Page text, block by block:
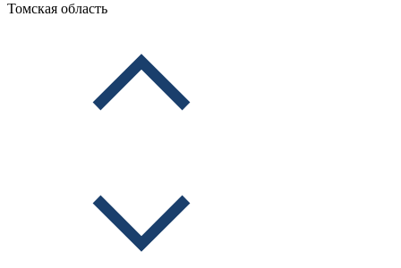
Томская область